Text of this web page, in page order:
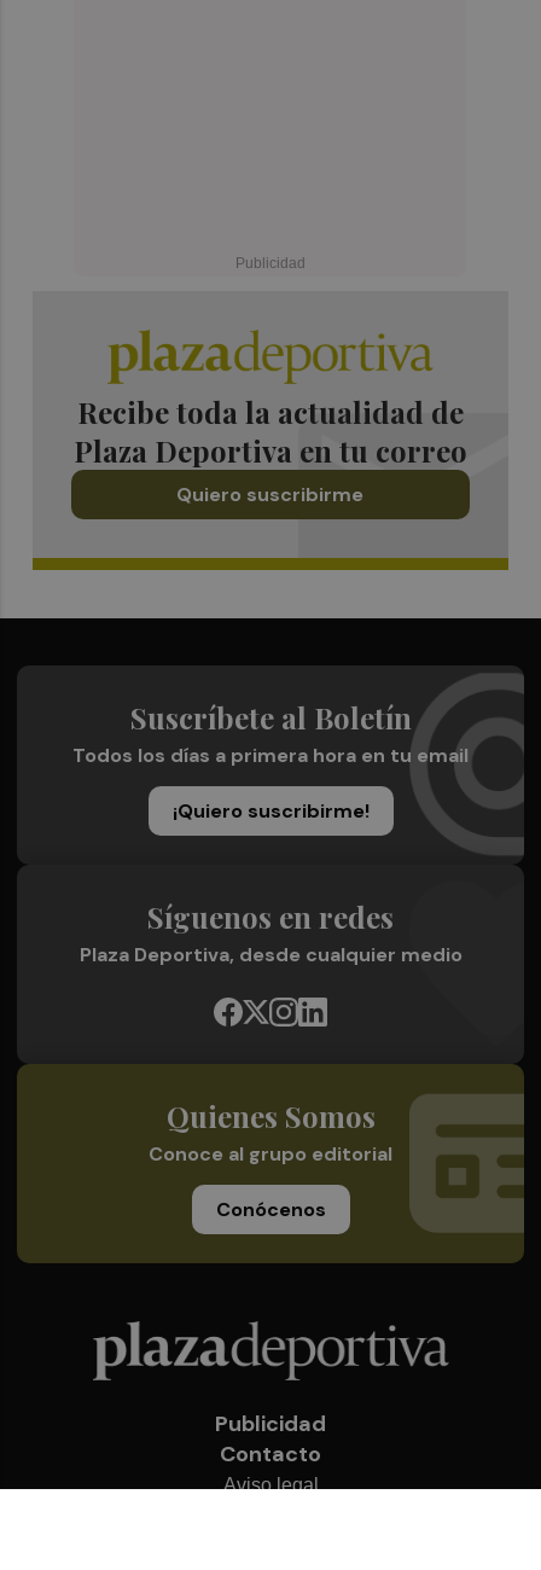
Recibe toda la actualidad de
Plaza Deportiva en tu correo
Quiero suscribirme
Suscríbete al Boletín
Todos los días a primera hora en tu email
¡Quiero suscribirme!
Síguenos en redes
Plaza Deportiva, desde cualquier medio
Quienes Somos
Conoce al grupo editorial
Conócenos
Publicidad
Contacto
Aviso legal